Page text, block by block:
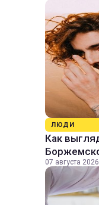
ЛЮДИ
Как
07 августа